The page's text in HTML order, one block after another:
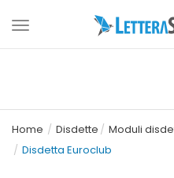
Toggle
Home Disdette
Moduli
Disdetta Euroclub